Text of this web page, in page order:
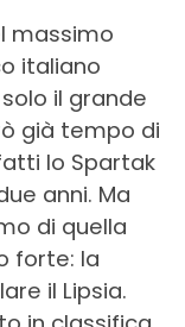
massimo
italiano
il grande
già tempo di
lo Spartak
anni. Ma
di quella
forte: la
il Lipsia.